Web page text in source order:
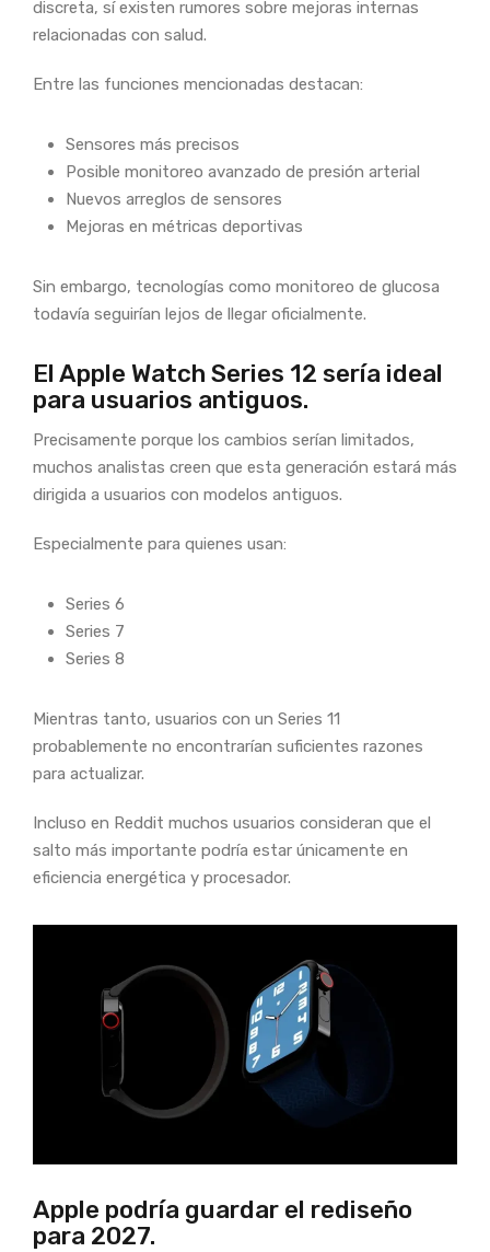
discreta, sí existen rumores sobre mejoras internas
relacionadas con salud.
Entre las funciones mencionadas destacan:
Sensores más precisos
Posible monitoreo avanzado de presión arterial
Nuevos arreglos de sensores
Mejoras en métricas deportivas
Sin embargo, tecnologías como monitoreo de glucosa
todavía seguirían lejos de llegar oficialmente.
El Apple Watch Series 12 sería ideal
para usuarios antiguos.
Precisamente porque los cambios serían limitados,
muchos analistas creen que esta generación estará más
dirigida a usuarios con modelos antiguos.
Especialmente para quienes usan:
Series 6
Series 7
Series 8
Mientras tanto, usuarios con un Series 11
probablemente no encontrarían suficientes razones
para actualizar.
Incluso en Reddit muchos usuarios consideran que el
salto más importante podría estar únicamente en
eficiencia energética y procesador.
Apple podría guardar el rediseño
para 2027.